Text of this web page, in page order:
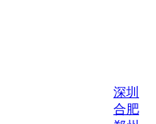
深圳
合肥